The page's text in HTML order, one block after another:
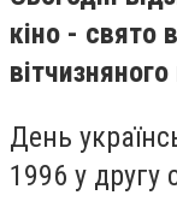
кіно - свято
День
1996 у другу